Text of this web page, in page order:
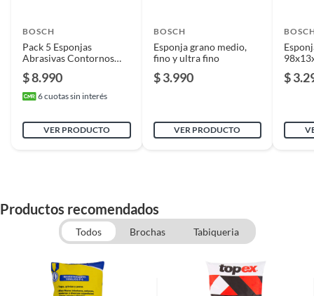
BOSCH
Pack 5 Esponjas
Abrasivas Contornos
$ 8.990
6cuotas sin interés
VER PRODUCTO
BOSCH
Esponja grano medio,
fino y ultra fino
$ 3.990
VER PRODUCTO
$
Productos recomendados
Todos Brochas Tabiqueria